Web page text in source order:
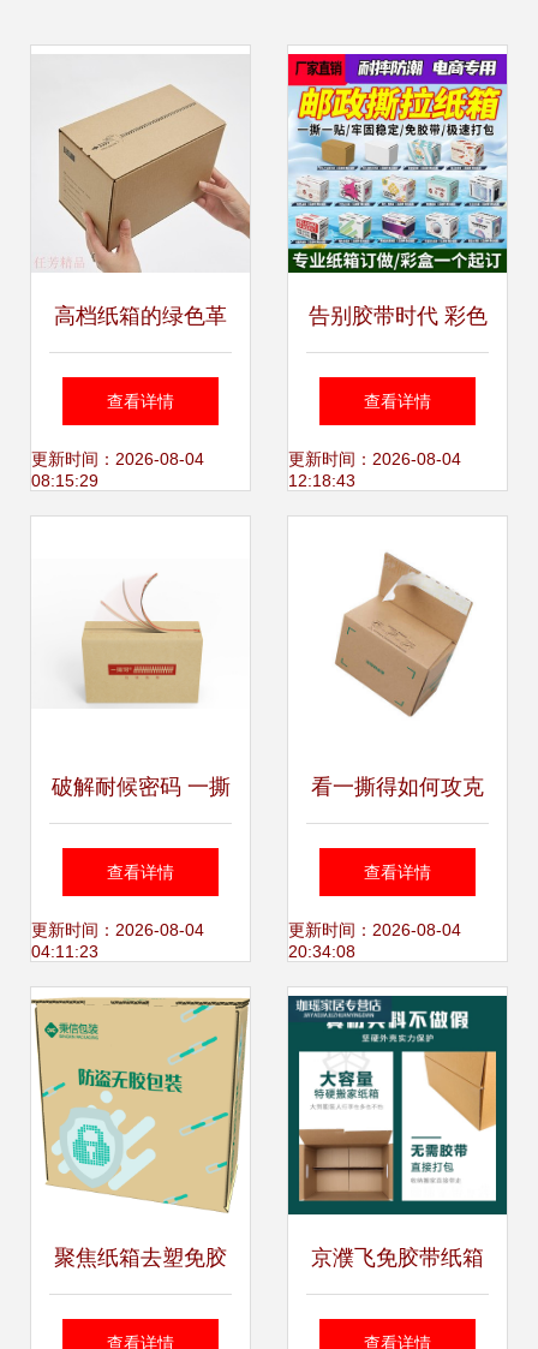
高档纸箱的绿色革
新 环保革新催奋
进，精益制造保安
查看详情
更新时间：2026-08-04
08:15:29
告别胶带时代 彩色
拉链纸箱如何重塑
绿色快递包装新体
查看详情
更新时间：2026-08-04
12:18:43
破解耐候密码 一撕
得免胶带纸箱如何
攻克包装双面胶痛
点
查看详情
更新时间：2026-08-04
04:11:23
看一撕得如何攻克
包装双面胶耐候性
难题
查看详情
更新时间：2026-08-04
20:34:08
聚焦纸箱去塑免胶
带方案设计 秉信为
查看详情
京濮飞免胶带纸箱
德国工艺，让搬家
查看详情